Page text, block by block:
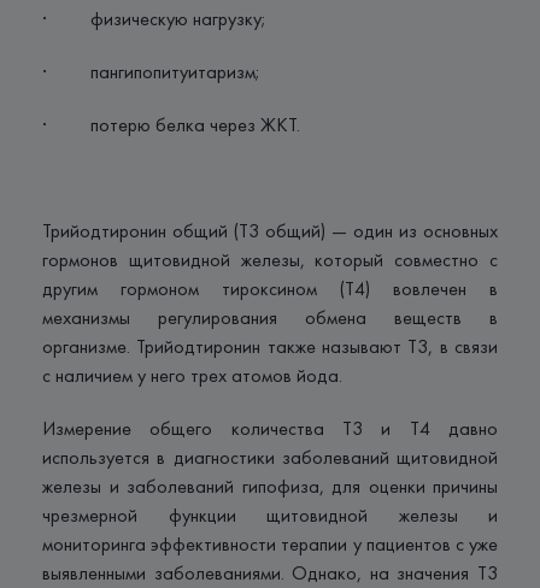
· физическую нагрузку;
· пангипопитуитаризм;
· потерю белка через ЖКТ.
Трийодтиронин общий (Т3 общий) — один из основных
гормонов щитовидной железы, который совместно с
другим гормоном тироксином (Т4) вовлечен в
механизмы регулирования обмена веществ в
организме. Трийодтиронин также называют Т3, в связи
с наличием у него трех атомов йода.
Измерение общего количества T3 и T4 давно
используется в диагностики заболеваний щитовидной
железы и заболеваний гипофиза, для оценки причины
чрезмерной функции щитовидной железы и
мониторинга эффективности терапии у пациентов с уже
выявленными заболеваниями. Однако, на значения Т3